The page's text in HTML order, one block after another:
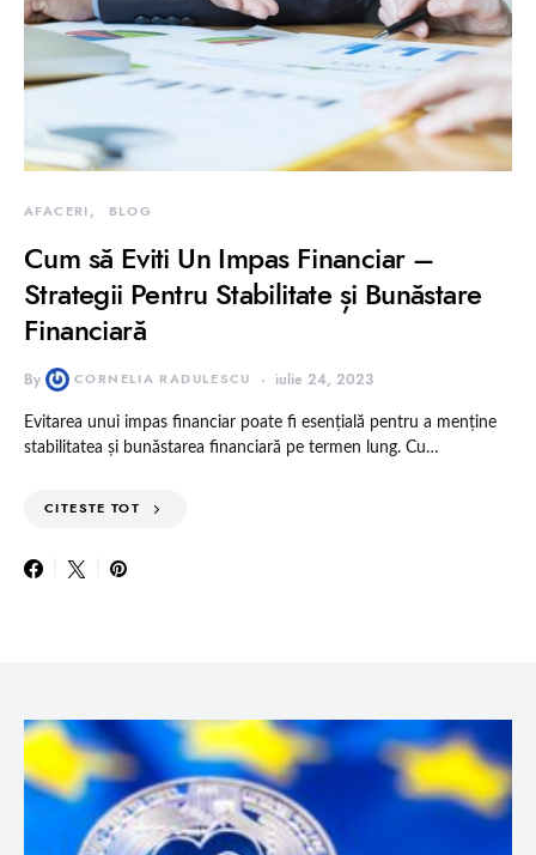
AFACERI BLOG
Cum să Eviti Un Impas Financiar –
Strategii Pentru Stabilitate și Bunăstare
Financiară
By CORNELIA RADULESCU iulie 24, 2023
Evitarea unui impas financiar poate fi esențială pentru a menține
stabilitatea și bunăstarea financiară pe termen lung. Cu…
CITESTE TOT